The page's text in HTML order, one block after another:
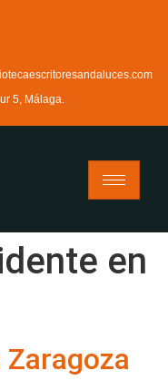
5, Málaga.
en